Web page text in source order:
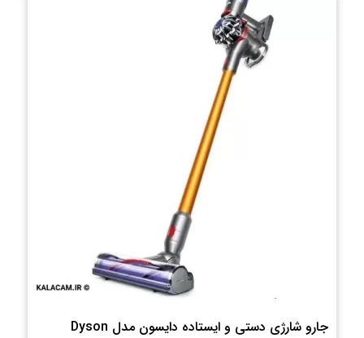
جارو شارژی دستی و ایستاده دایسون مدل Dyson